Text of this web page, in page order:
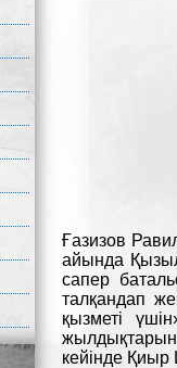
Ғазизов
айында
сапер
талқандап
қызметі
кейінде